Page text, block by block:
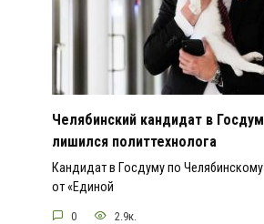
Челябинский кандидат в
лишился политтехнолога
Кандидат в Госдуму по Челябинскому
от «Единой
0 2.9к.